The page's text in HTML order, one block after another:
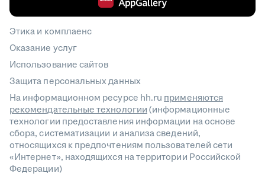
Этика и комплаенс
Оказание услуг
Использование сайтов
Защита персональных данных
На информационном ресурсе hh.ru применяются
рекомендательные технологии(информационные
технологии предоставления информации на основе
сбора, систематизации и анализа сведений,
относящихся к предпочтениям пользователей сети
«Интернет», находящихся на территории Российской
Федерации)